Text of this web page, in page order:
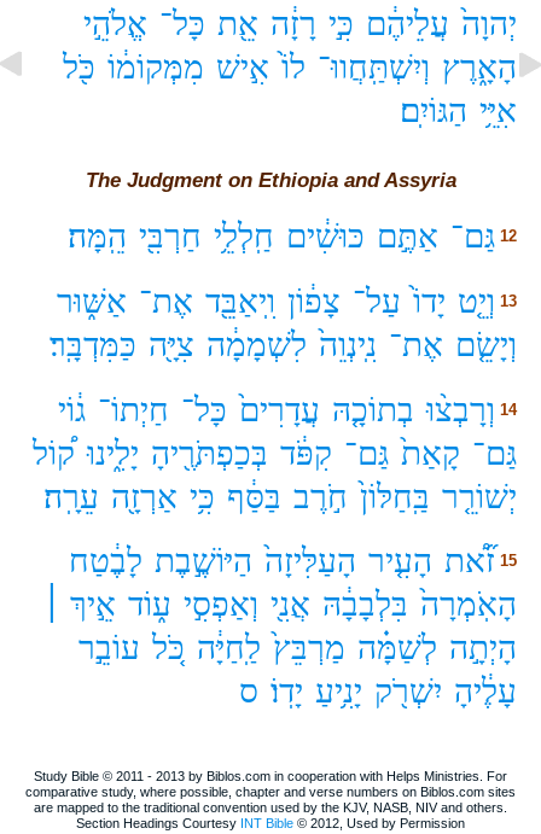
יְהוָה֙ עֲלֵיהֶ֔ם כִּ֣י רָזָ֔ה אֵ֖ת כָּל־ אֱלֹהֵ֣י
הָאָ֑רֶץ וְיִשְׁתַּֽחֲווּ־ לוֹ֙ אִ֣ישׁ מִמְּקוֹמ֔וֹ כֹּ֖ל
אִיֵּ֥י הַגּוֹיִֽם׃
The Judgment on Ethiopia and Assyria
12 גַּם־ אַתֶּ֣ם כּוּשִׁ֔ים חַֽלְלֵ֥י חַרְבִּ֖י הֵֽמָּה׃
13 וְיֵ֤ט יָדוֹ֙ עַל־ צָפ֔וֹן וִֽיאַבֵּ֖ד אֶת־ אַשּׁ֑וּר
וְיָשֵׂ֤ם אֶת־ נִֽינְוֵה֙ לִשְׁמָמָ֔ה צִיָּ֖ה כַּמִּדְבָּֽר׃
14 וְרָבְצ֨וּ בְתוֹכָ֤הּ עֲדָרִים֙ כָּל־ חַיְתוֹ־ ג֔וֹי
גַּם־ קָאַת֙ גַּם־ קִפֹּ֔ד בְּכַפְתֹּרֶ֖יהָ יָלִ֑ינוּ ק֠וֹל
יְשׁוֹרֵ֤ר בַּֽחַלּוֹן֙ חֹ֣רֶב בַּסַּ֔ף כִּ֥י אַרְזָ֖ה עֵרָֽה׃
15 זֹ֞א֠ת הָעִ֤יר הָעַלִּיזָה֙ הַיּוֹשֶׁ֣בֶת לָבֶ֔טַח
הָאֹֽמְרָה֙ בִּלְבָבָ֔הּ אֲנִ֖י וְאַפְסִ֣י ע֑וֹד אֵ֣יךְ ׀
הָיְתָ֣ה לְשַׁמָּ֗ה מַרְבֵּץ֙ לַֽחַיָּ֔ה כֹּ֚ל עוֹבֵ֣ר
עָלֶ֔יהָ יִשְׁרֹ֖ק יָנִ֥יעַ יָדֽוֹ׃ ס
Study Bible © 2011 - 2013 by Biblos.com in cooperation with Helps Ministries. For
comparative study, where possible, chapter and verse numbers on Biblos.com sites
are mapped to the traditional convention used by the KJV, NASB, NIV and others.
Section Headings Courtesy INT Bible © 2012, Used by Permission